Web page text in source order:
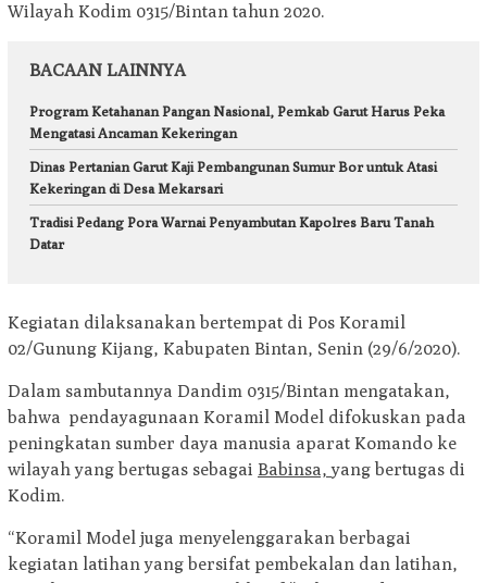
Wilayah Kodim 0315/Bintan tahun 2020.
BACAAN LAINNYA
Program Ketahanan Pangan Nasional, Pemkab Garut Harus Peka
Mengatasi Ancaman Kekeringan
Dinas Pertanian Garut Kaji Pembangunan Sumur Bor untuk Atasi
Kekeringan di Desa Mekarsari
Tradisi Pedang Pora Warnai Penyambutan Kapolres Baru Tanah
Datar
Kegiatan dilaksanakan bertempat di Pos Koramil
02/Gunung Kijang, Kabupaten Bintan, Senin (29/6/2020).
Dalam sambutannya Dandim 0315/Bintan mengatakan,
bahwa pendayagunaan Koramil Model difokuskan pada
peningkatan sumber daya manusia aparat Komando ke
wilayah yang bertugas sebagai Babinsa,yang bertugas di
Kodim.
“Koramil Model juga menyelenggarakan berbagai
kegiatan latihan yang bersifat pembekalan dan latihan,